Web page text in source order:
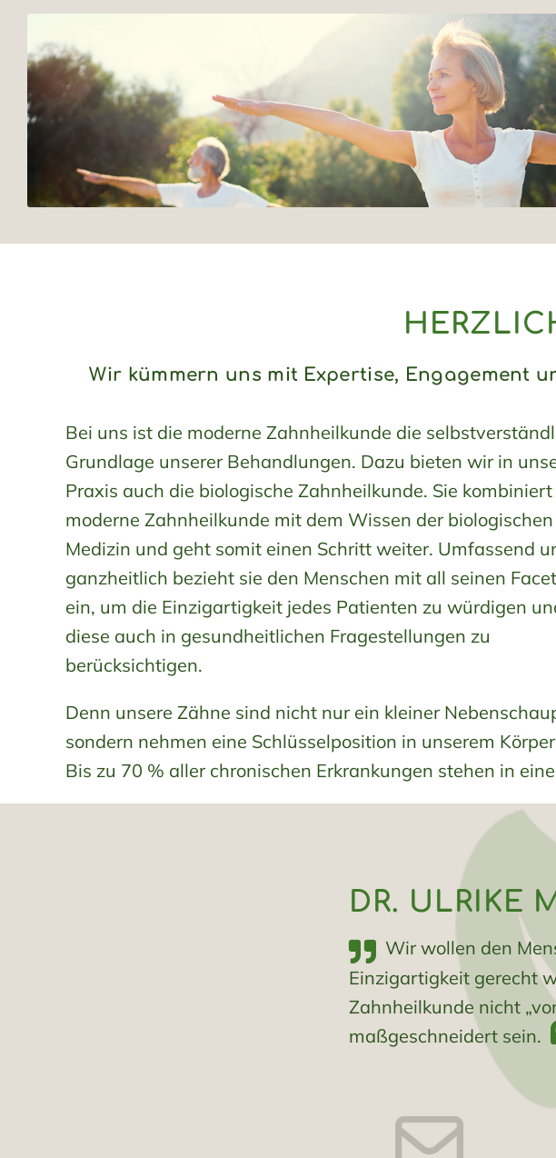
Wir kümmern uns mit Expertise, Engagement
Bei uns ist die moderne Zahnheilkunde die
Grundlage unserer Behandlungen. Dazu bieten wir in
Praxis auch die biologische Zahnheilkunde. Sie kombiniert
moderne Zahnheilkunde mit dem Wissen der biologischen
Medizin und geht somit einen Schritt weiter. Umfassend
ganzheitlich bezieht sie den Menschen mit all seinen
ein, um die Einzigartigkeit jedes Patienten zu würdigen
diese auch in gesundheitlichen Fragestellungen zu
berücksichtigen.
Denn unsere Zähne sind nicht nur ein kleiner
sondern nehmen eine Schlüsselposition in unserem
Bis zu 70 % aller chronischen Erkrankungen stehen in
DR. ULRIKE
Wir wollen den
Einzigartigkeit gerecht
Zahnheilkunde nicht
maßgeschneidert sein.